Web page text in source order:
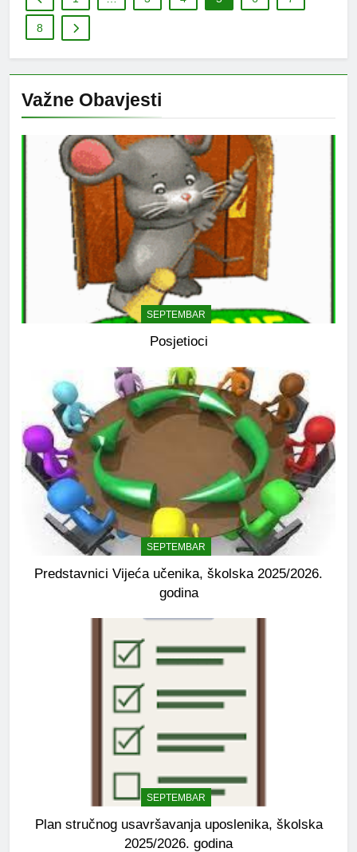
Važne Obavjesti
SEPTEMBAR
Posjetioci
SEPTEMBAR
Predstavnici Vijeća učenika, školska 2025/2026.
godina
SEPTEMBAR
Plan stručnog usavršavanja uposlenika, školska
2025/2026. godina
8